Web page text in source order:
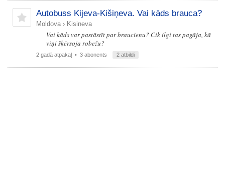
Autobuss Kijeva-Kišiņeva. Vai kāds brauca?
Moldova › Kisineva
Vai kāds var pastāstīt par braucienu? Cik ilgi tas pagāja, kā
viņi šķērsoja robežu?
2 gadā atpakaļ • 3 abonents 2 atbildi